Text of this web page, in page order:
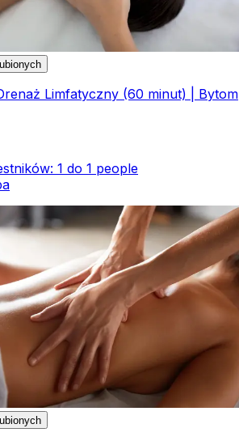
Limfatyczny (60 minut) | Bytom
1 do 1 people